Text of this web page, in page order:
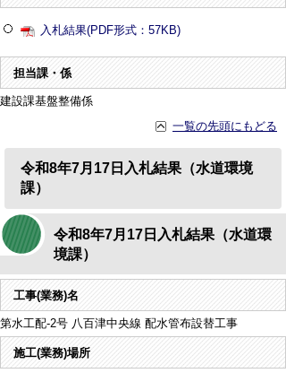
入札結果(PDF形式：57KB)
担当課・係
建設課基盤整備係
一覧の先頭にもどる
令和8年7月17日入札結果（水道環境
課）
令和8年7月17日入札結果（水道環
境課）
工事(業務)名
第水工配-2号 八百津中央線 配水管布設替工事
施工(業務)場所